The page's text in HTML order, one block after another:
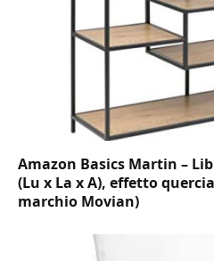
Amazon Basics Martin –
(Lu x La x A), effetto
marchio Movian)